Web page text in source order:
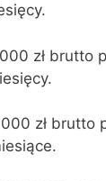
zł brutto
zł brutto